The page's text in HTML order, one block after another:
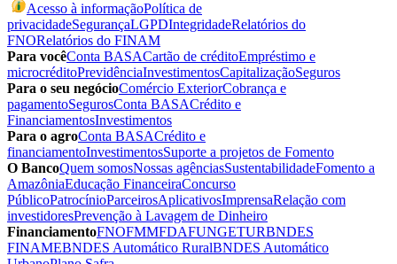
Acesso à informaçãoPolítica de
privacidadeSegurançaLGPDIntegridadeRelatórios do
FNORelatórios do FINAM
Para vocêConta BASACartão de créditoEmpréstimo e
microcréditoPrevidênciaInvestimentosCapitalizaçãoSeguros
Para o seu negócioComércio ExteriorCobrança e
pagamentoSegurosConta BASACrédito e
FinanciamentosInvestimentos
Para o agroConta BASACrédito e
financiamentoInvestimentosSuporte a projetos de Fomento
O BancoQuem somosNossas agênciasSustentabilidadeFomento a
AmazôniaEducação FinanceiraConcurso
PúblicoPatrocínioParceirosAplicativosImprensaRelação com
investidoresPrevenção à Lavagem de Dinheiro
FinanciamentoFNOFMMFDAFUNGETURBNDES
FINAMEBNDES Automático RuralBNDES Automático